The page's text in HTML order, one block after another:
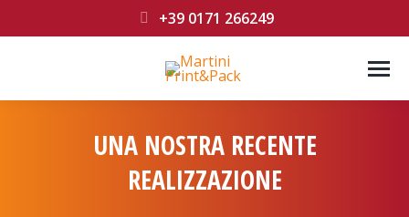
+39 0171 266249
UNA NOSTRA RECENTE
REALIZZAZIONE